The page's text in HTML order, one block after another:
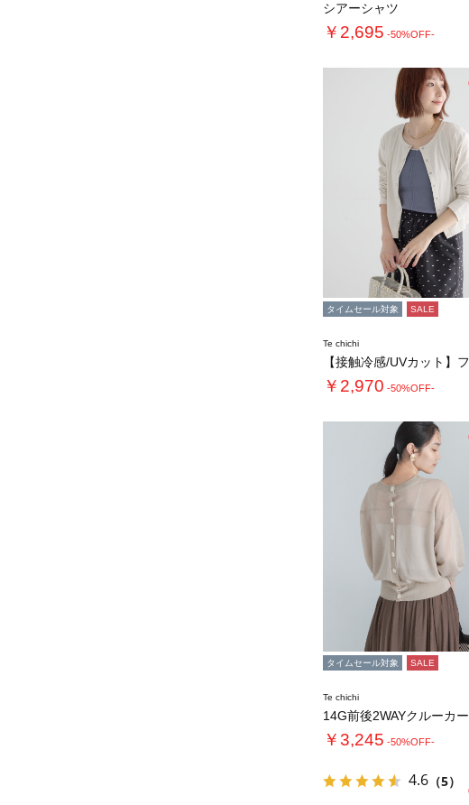
シアーシャツ
￥2,695 -50%OFF-
タイムセール対象 SALE
Te chichi
￥2,970 -50%OFF-
タイムセール対象 SALE
Te chichi
￥3,245 -50%OFF-
4.6 （5）